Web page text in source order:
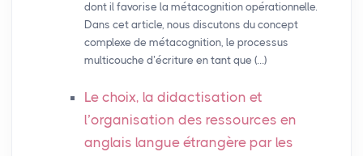
dont il favorise la métacognition opérationnelle.
Dans cet article, nous discutons du concept
complexe de métacognition, le processus
multicouche d’écriture en tant que (…)
Le choix, la didactisation et
l’organisation des ressources en
anglais langue étrangère par les